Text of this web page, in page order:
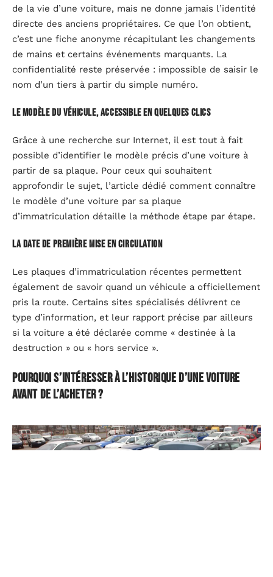
de la vie d’une voiture, mais ne donne jamais l’identité
directe des anciens propriétaires. Ce que l’on obtient,
c’est une fiche anonyme récapitulant les changements
de mains et certains événements marquants. La
confidentialité reste préservée : impossible de saisir le
nom d’un tiers à partir du simple numéro.
Le modèle du véhicule, accessible en quelques clics
Grâce à une recherche sur Internet, il est tout à fait
possible d’identifier le modèle précis d’une voiture à
partir de sa plaque. Pour ceux qui souhaitent
approfondir le sujet, l’article dédié comment connaître
le modèle d’une voiture par sa plaque
d’immatriculation détaille la méthode étape par étape.
La date de première mise en circulation
Les plaques d’immatriculation récentes permettent
également de savoir quand un véhicule a officiellement
pris la route. Certains sites spécialisés délivrent ce
type d’information, et leur rapport précise par ailleurs
si la voiture a été déclarée comme « destinée à la
destruction » ou « hors service ».
Pourquoi s’intéresser à l’historique d’une voiture
avant de l’acheter ?